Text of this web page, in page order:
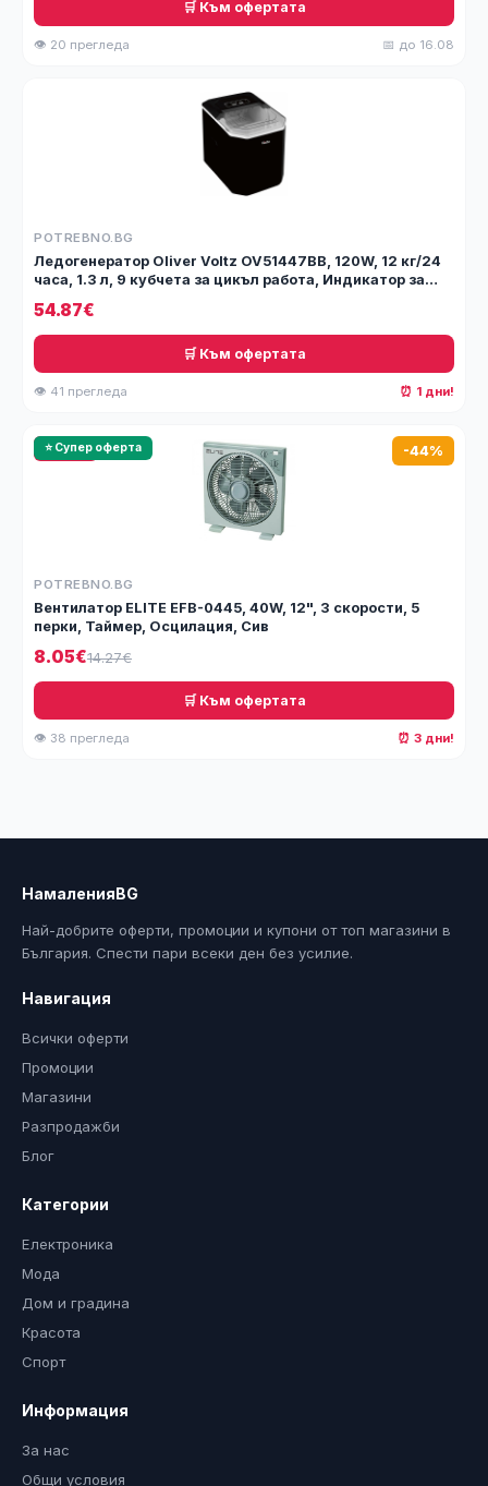
🛒 Към офертата
👁 20 прегледа 📅 до 16.08
POTREBNO.BG
Ледогенератор Oliver Voltz OV51447BB, 120W, 12 кг/24
часа, 1.3 л, 9 кубчета за цикъл работа, Индикатор за
54.87€
🛒 Към офертата
👁 41 прегледа ⏰ 1 дни!
🔥 HOT
⭐ Супер оферта -44%
POTREBNO.BG
Вентилатор ELITE EFB-0445, 40W, 12", 3 скорости, 5
перки, Таймер, Осцилация, Сив
8.05€14.27€
🛒 Към офертата
👁 38 прегледа ⏰ 3 дни!
НамаленияBG
Най-добрите оферти, промоции и купони от топ магазини в
България. Спести пари всеки ден без усилие.
Навигация
Всички оферти
Промоции
Магазини
Разпродажби
Блог
Категории
Електроника
Мода
Дом и градина
Красота
Спорт
Информация
За нас
Общи условия